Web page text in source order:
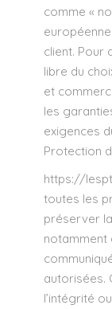
comme «
client. Pour
libre du
et
les
exigences
Protection
https://
toutes les
préserver
notamment
autorisées.
l’intégrité